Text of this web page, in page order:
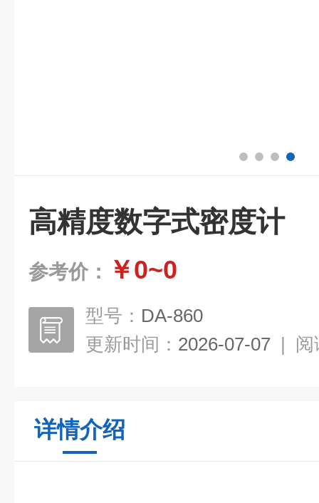
高精度数字式密度计
参考价： ￥0~0
型号： DA-860
更新时间： 2026-07-07 | 阅
详情介绍